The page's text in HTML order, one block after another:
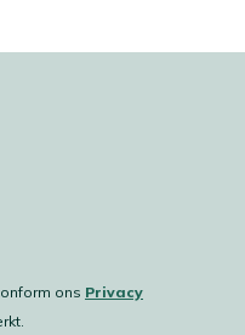
ons Privacy